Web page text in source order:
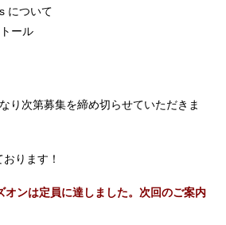
について
ール
り次第募集を締め切らせていただきま
ります！
オンは定員に達しました。次回のご案内